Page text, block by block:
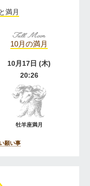
満月
10月の満月
10月17日 (木)
20:26
牡羊座満月
願い事